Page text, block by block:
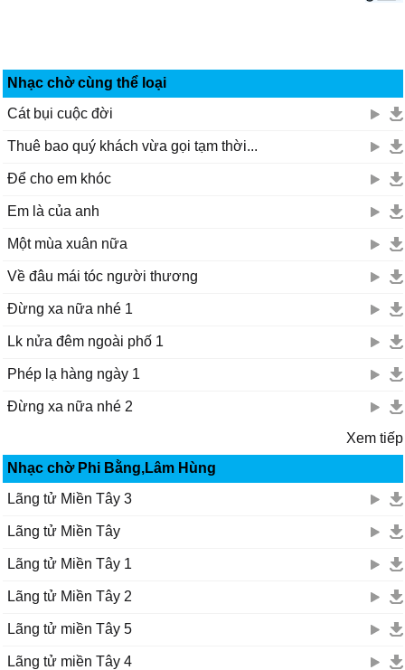
Nhạc chờ cùng thể loại
Cát bụi cuộc đời
Thuê bao quý khách vừa gọi tạm thời...
Để cho em khóc
Em là của anh
Một mùa xuân nữa
Về đâu mái tóc người thương
Đừng xa nữa nhé 1
Lk nửa đêm ngoài phố 1
Phép lạ hàng ngày 1
Đừng xa nữa nhé 2
Xem tiếp
Nhạc chờ Phi Bằng,Lâm Hùng
Lãng tử Miền Tây 3
Lãng tử Miền Tây
Lãng tử Miền Tây 1
Lãng tử Miền Tây 2
Lãng tử miền Tây 5
Lãng tử miền Tây 4